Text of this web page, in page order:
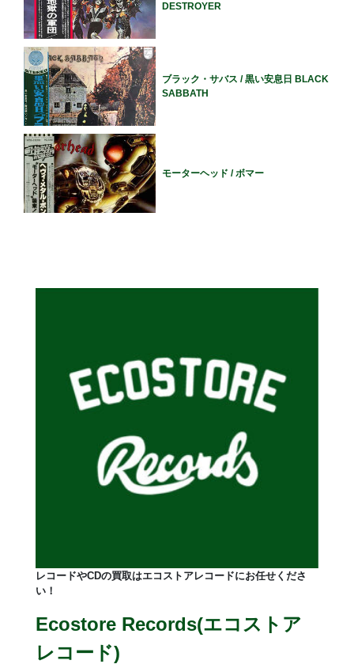
DESTROYER
ブラック・サバス / 黒い安息日 BLACK
SABBATH
モーターヘッド / ボマー
レコードやCDの買取はエコストアレコードにお任せくださ
い！
Ecostore Records(エコストア
レコード)